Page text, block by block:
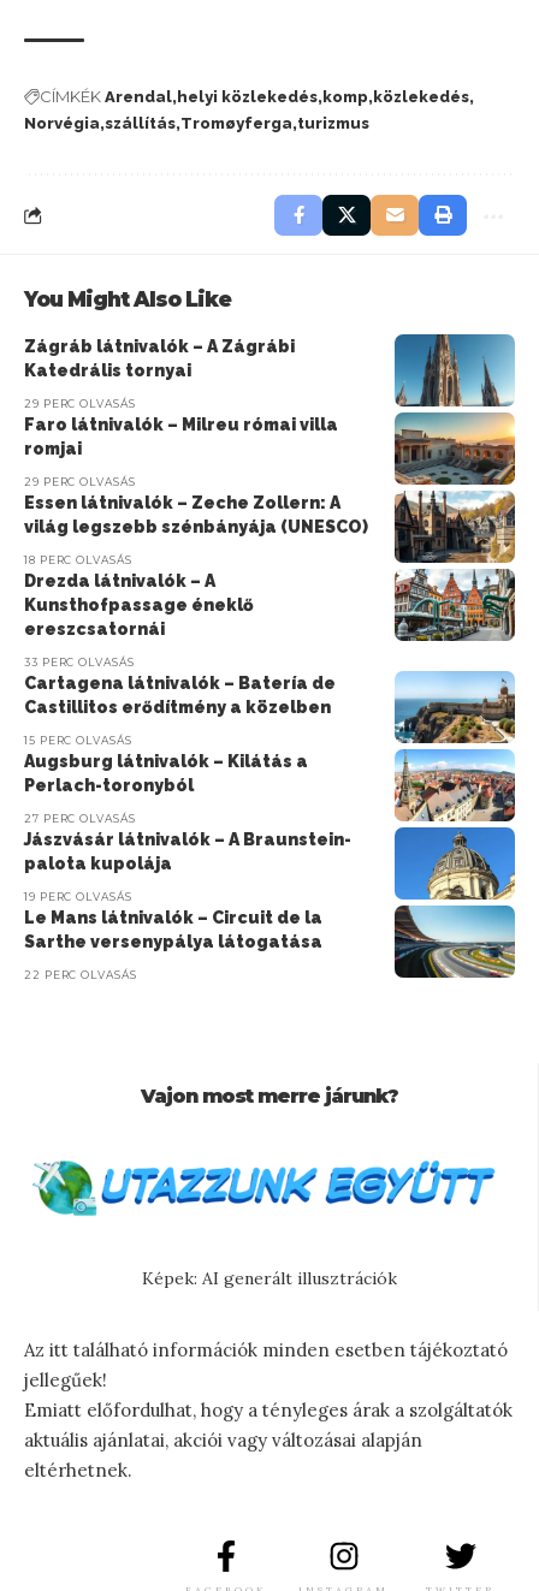
CÍMKÉK Arendal helyi közlekedés komp közlekedés
Norvégia szállítás Tromøyferga turizmus
You Might Also Like
Zágráb látnivalók – A Zágrábi
Katedrális tornyai
29 PERC OLVASÁS
Faro látnivalók – Milreu római villa
romjai
29 PERC OLVASÁS
Essen látnivalók – Zeche Zollern: A
világ legszebb szénbányája (UNESCO)
18 PERC OLVASÁS
Drezda látnivalók – A
Kunsthofpassage éneklő
ereszcsatornái
33 PERC OLVASÁS
Cartagena látnivalók – Batería de
Castillitos erődítmény a közelben
15 PERC OLVASÁS
Augsburg látnivalók – Kilátás a
Perlach-toronyból
27 PERC OLVASÁS
Jászvásár látnivalók – A Braunstein-
palota kupolája
19 PERC OLVASÁS
Le Mans látnivalók – Circuit de la
Sarthe versenypálya látogatása
22 PERC OLVASÁS
Vajon most merre járunk?
Képek: AI generált illusztrációk
Az itt található információk minden esetben tájékoztató
jellegűek!
Emiatt előfordulhat, hogy a tényleges árak a szolgáltatók
aktuális ajánlatai, akciói vagy változásai alapján
eltérhetnek.